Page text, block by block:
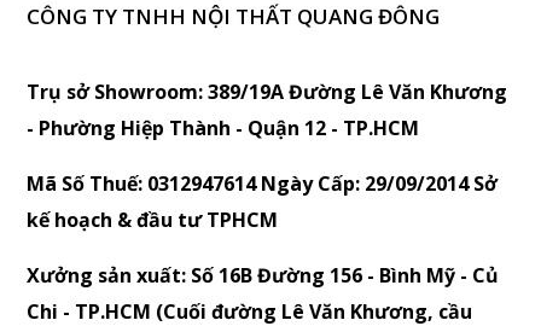
CÔNG TY TNHH NỘI THẤT QUANG ĐÔNG
Trụ sở Showroom: 389/19A Đường Lê Văn Khương
- Phường Hiệp Thành - Quận 12 - TP.HCM
Mã Số Thuế: 0312947614 Ngày Cấp: 29/09/2014 Sở
kế hoạch & đầu tư TPHCM
Xưởng sản xuất: Số 16B Đường 156 - Bình Mỹ - Củ
Chi - TP.HCM (Cuối đường Lê Văn Khương, cầu